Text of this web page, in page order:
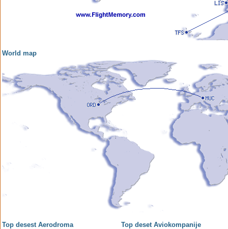
World map
Top desest Aerodroma Top deset Aviokompanije